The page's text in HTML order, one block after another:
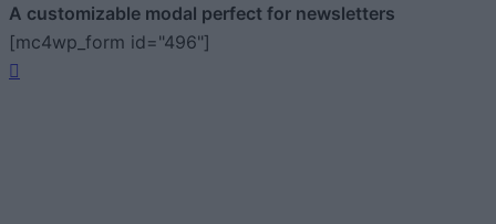
A customizable modal perfect for newsletters
[mc4wp_form id="496"]